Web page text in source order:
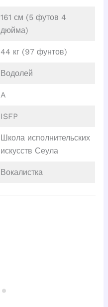
161 см (5 футов 4
дюйма)
44 кг (97 фунтов)
Водолей
A
ISFP
Школа исполнительских
искусств Сеула
Вокалистка